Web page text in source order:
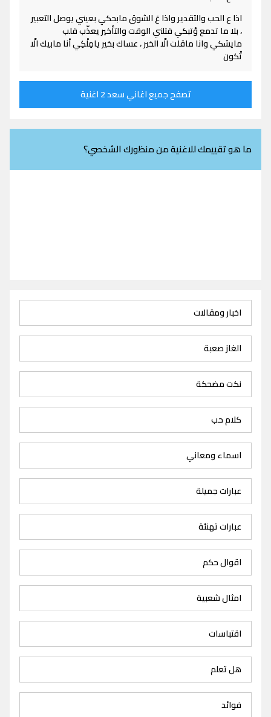
اذا ع الحب والتقدير واذا عَ الشوق مابحكي بعيني يوصل التعبير
، بلا ما تدمع وْتبكي قتلني الوقت والتأخير يعذّب قلب
مايشكي وانا ماقلت الّا الخير ، عساك بخير يامِلْكِي أنا مابيك الّا
تْكون
تصفح جميع اغاني سعد 2 اغنية
ما هو تقييمك للاغنية من منظورك الشخصي؟
اخبار ومقالات
الغاز صعبة
نكت مضحكة
كلام حب
اسماء ومعاني
عبارات جميلة
عبارات تهنئة
اقوال حكم
امثال شعبية
اقتباسات
هل تعلم
فوائد